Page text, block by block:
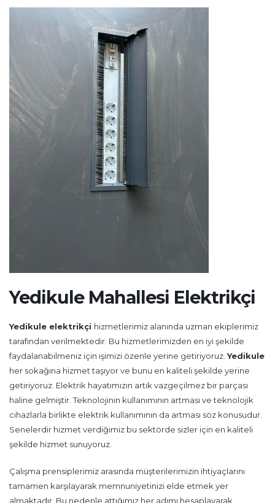
Yedikule Mahallesi Elektrikçi
Yedikule elektrikçi hizmetlerimiz alanında uzman ekiplerimiz
tarafından verilmektedir. Bu hizmetlerimizden en iyi şekilde
faydalanabilmeniz için işimizi özenle yerine getiriyoruz.Yedikule
her sokağına hizmet taşıyor ve bunu en kaliteli şekilde yerine
getiriyoruz. Elektrik hayatımızın artık vazgeçilmez bir parçası
haline gelmiştir. Teknolojinin kullanımının artması ve teknolojik
cihazlarla birlikte elektrik kullanımının da artması söz konusudur.
Senelerdir hizmet verdiğimiz bu sektörde sizler için en kaliteli
şekilde hizmet sunuyoruz.
Çalışma prensiplerimiz arasında müşterilerimizin ihtiyaçlarını
tamamen karşılayarak memnuniyetinizi elde etmek yer
almaktadır. Bu nedenle attığımız her adımı hesaplayarak